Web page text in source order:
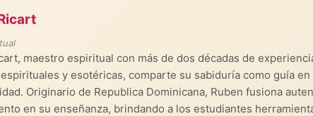
maestro espiritual con más de dos décadas de
y esotéricas, comparte su sabiduría como guía en
Originario de Republica Dominicana, Ruben fusiona
en su enseñanza, brindando a los estudiantes